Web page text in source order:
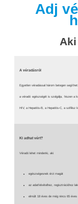
Adj
A véradásról
Egyetlen véradással három betegen
a véradó egészségét is szolgálja, hiszen a
HIV, a Hepatitis-B, a Hepatitis-C, a szifilisz
Ki adhat vért?
Véradó lehet mindenki, aki
egészségesnek érzi magát
az adatfelvételhez, regisztrációhoz
elmúlt 18 éves de még nincs 65 éves